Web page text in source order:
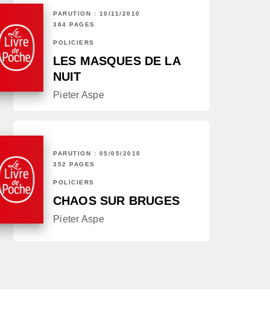
PARUTION : 10/11/2010
384 PAGES
POLICIERS
LES MASQUES DE LA
NUIT
Pieter Aspe
PARUTION : 05/05/2010
352 PAGES
POLICIERS
CHAOS SUR BRUGES
Pieter Aspe